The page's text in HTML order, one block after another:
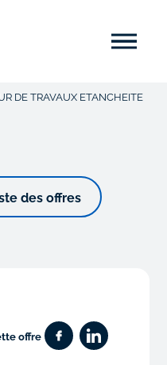
DE TRAVAUX ETANCHEITE
des offres
offre